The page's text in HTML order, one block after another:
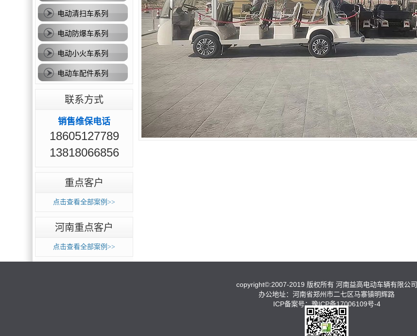
电动清扫车系列
电动防爆车系列
电动小火车系列
电动车配件系列
联系方式
销售维保电话
18605127789
13818066856
重点客户
点击查看全部案例>>
河南重点客户
点击查看全部案例>>
copyright©:2007-2019 版权所有 河南益高电动车辆有限公司
办公地址：河南省郑州市二七区马寨镇明辉路
ICP备案号：豫ICP备17006109号-4